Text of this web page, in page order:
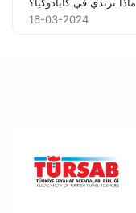
16-03-2024